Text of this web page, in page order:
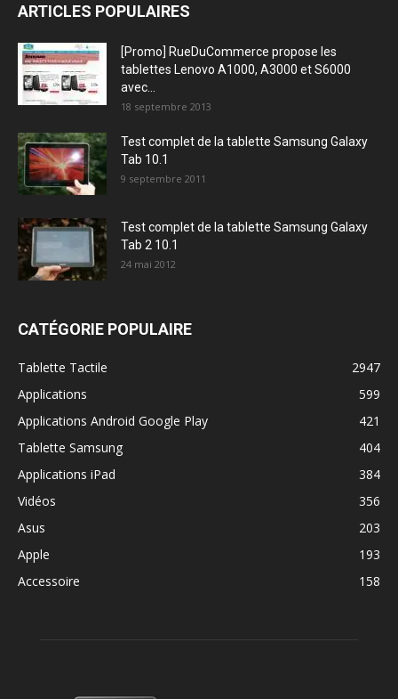
ARTICLES POPULAIRES
[Promo] RueDuCommerce propose les
tablettes Lenovo A1000, A3000 et S6000
avec...
18 septembre 2013
Test complet de la tablette Samsung Galaxy
Tab 10.1
9 septembre 2011
Test complet de la tablette Samsung Galaxy
Tab 2 10.1
24 mai 2012
CATÉGORIE POPULAIRE
Tablette Tactile
2947
Applications
599
Applications Android Google Play
421
Tablette Samsung
404
Applications iPad
384
Vidéos
356
Asus
203
Apple
193
Accessoire
158